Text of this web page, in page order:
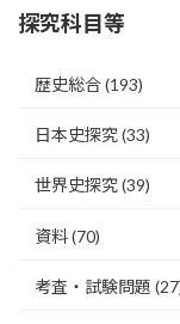
探究科目等
歴史総合(193)
日本史探究(33)
世界史探究(39)
資料(70)
考査・試験問題